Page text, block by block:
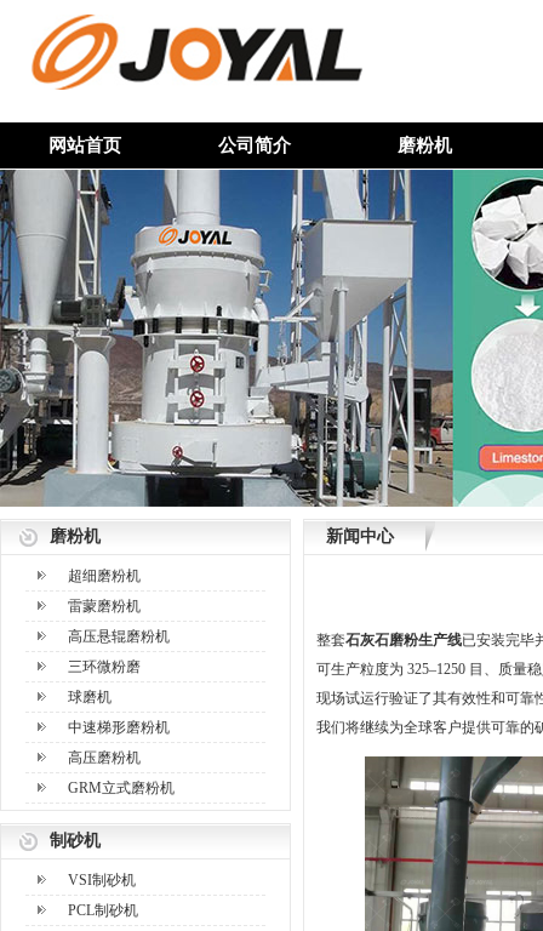
网站首页 公司简介 磨粉机
磨粉机
超细磨粉机
雷蒙磨粉机
高压悬辊磨粉机
三环微粉磨
球磨机
中速梯形磨粉机
高压磨粉机
GRM立式磨粉机
制砂机
VSI制砂机
PCL制砂机
新闻中心
整套石灰石磨粉生产线已安装完毕
可生产粒度为 325–1250 目、质量
现场试运行验证了其有效性和可靠
我们将继续为全球客户提供可靠的